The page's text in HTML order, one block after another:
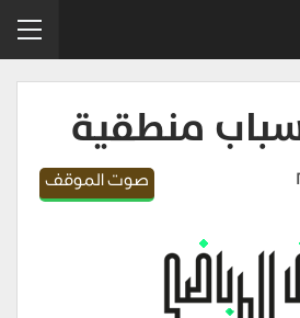
منطقية
صوت الموقف